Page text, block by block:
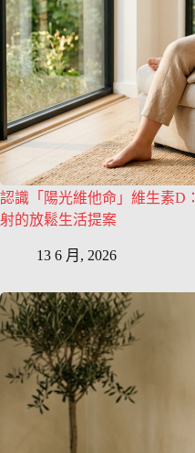
認識「陽光維他命」維生素D
射的放鬆生活提案
13 6 月, 2026